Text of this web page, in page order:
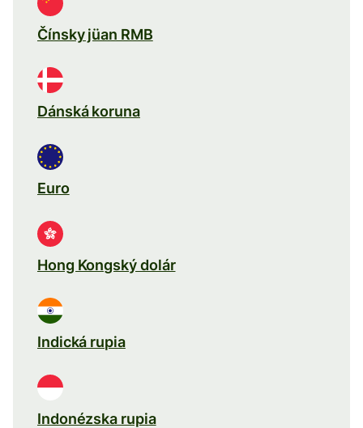
Čínsky jüan RMB
Dánská koruna
Euro
Hong Kongský dolár
Indická rupia
Indonézska rupia